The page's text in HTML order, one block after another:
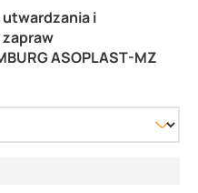
i
ASOPLAST-MZ